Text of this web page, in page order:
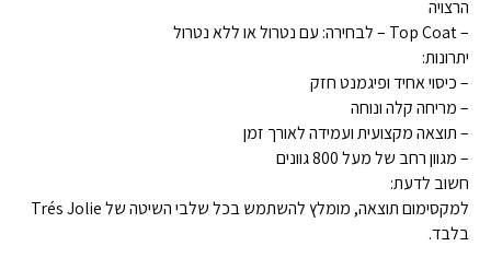
הרצויה
– Top Coat – לבחירה: עם נטרול או ללא נטרול
יתרונות:
– כיסוי אחיד ופיגמנט חזק
– מריחה קלה ונוחה
– תוצאה מקצועית ועמידה לאורך זמן
– מגוון רחב של מעל 800 גוונים
חשוב לדעת:
למקסימום תוצאה, מומלץ להשתמש בכל שלבי השיטה של Trés Jolie
בלבד.